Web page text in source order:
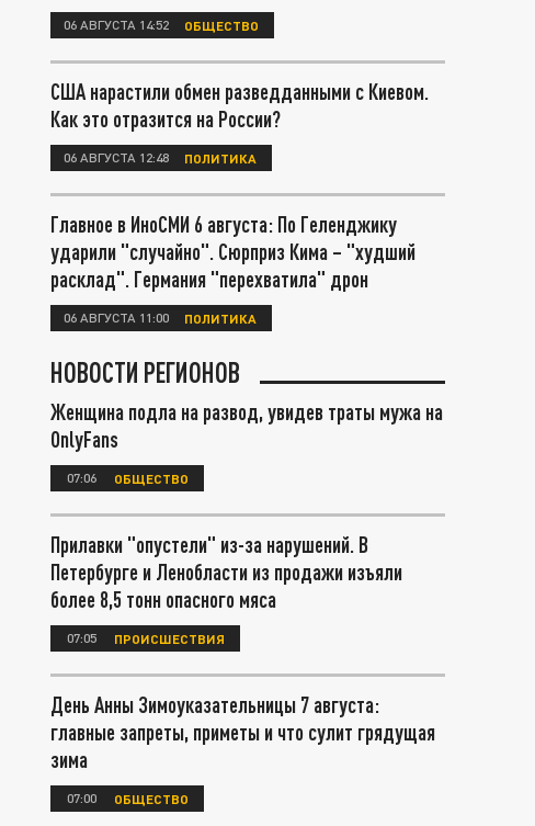
06 АВГУСТА 14:52 ОБЩЕСТВО
США нарастили обмен разведданными с Киевом.
Как это отразится на России?
06 АВГУСТА 12:48 ПОЛИТИКА
Главное в ИноСМИ 6 августа: По Геленджику
ударили "случайно". Сюрприз Кима – "худший
расклад". Германия "перехватила" дрон
06 АВГУСТА 11:00 ПОЛИТИКА
НОВОСТИ РЕГИОНОВ
Женщина подла на развод, увидев траты мужа на
OnlyFans
07:06 ОБЩЕСТВО
Прилавки "опустели" из-за нарушений. В
Петербурге и Ленобласти из продажи изъяли
более 8,5 тонн опасного мяса
07:05 ПРОИСШЕСТВИЯ
День Анны Зимоуказательницы 7 августа:
главные запреты, приметы и что сулит грядущая
зима
07:00 ОБЩЕСТВО